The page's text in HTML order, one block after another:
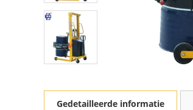
Gedetailleerde informatie